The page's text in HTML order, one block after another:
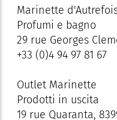
Marinette
Profumi e bagno
29 rue Georges
+33 (0)4 94 97 81 67
Outlet Marinette
Prodotti in uscita
19 rue Quaranta,